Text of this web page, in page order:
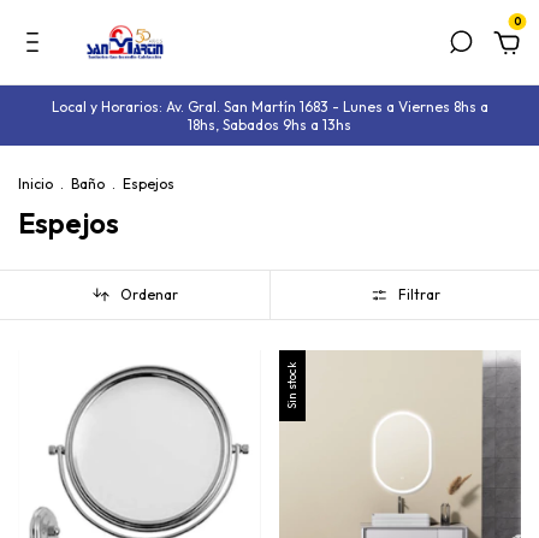
0
Local y Horarios: Av. Gral. San Martín 1683 - Lunes a Viernes 8hs a
18hs, Sabados 9hs a 13hs
Inicio . Baño . Espejos
Espejos
Ordenar Filtrar
Sin stock